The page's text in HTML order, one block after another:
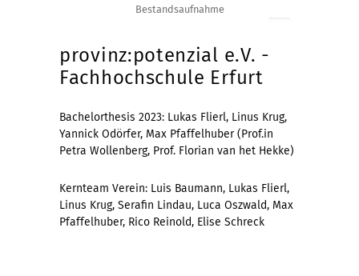
Bestandsaufnahme
provinz:potenzial e.V. -
Fachhochschule Erfurt
Bachelorthesis 2023: Lukas Flierl, Linus Krug,
Yannick Odörfer, Max Pfaffelhuber (Prof.in
Petra Wollenberg, Prof. Florian van het Hekke)
Kernteam Verein: Luis Baumann, Lukas Flierl,
Linus Krug, Serafin Lindau, Luca Oszwald, Max
Pfaffelhuber, Rico Reinold, Elise Schreck